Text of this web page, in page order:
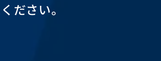
ださい。